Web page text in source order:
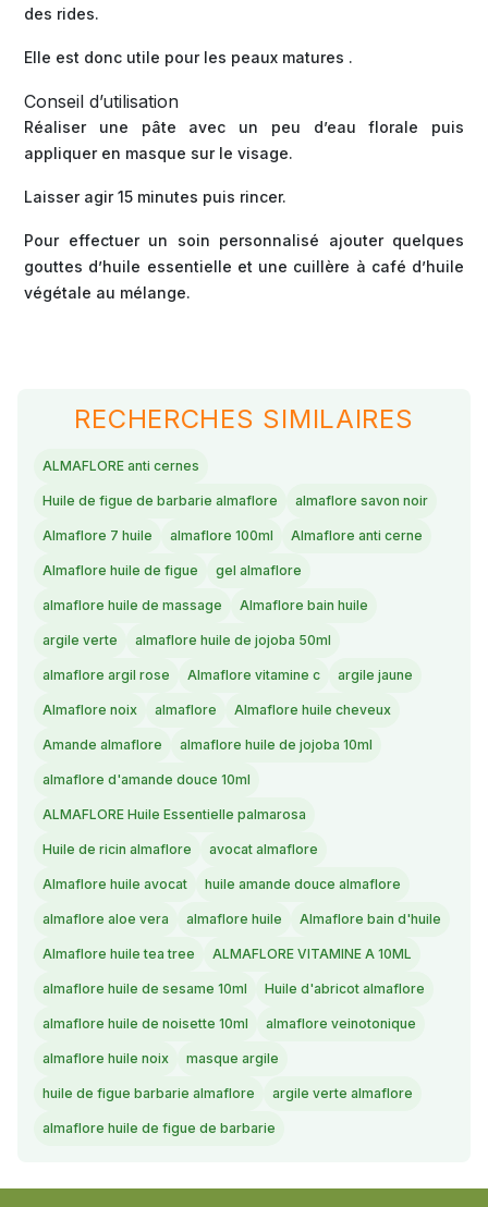
des rides.
Elle est donc utile pour les peaux matures .
Conseil d’utilisation
Réaliser une pâte avec un peu d’eau florale puis
appliquer en masque sur le visage.
Laisser agir 15 minutes puis rincer.
Pour effectuer un soin personnalisé ajouter quelques
gouttes d’huile essentielle et une cuillère à café d’huile
végétale au mélange.
RECHERCHES SIMILAIRES
ALMAFLORE anti cernes
Huile de figue de barbarie almaflore almaflore savon noir
Almaflore 7 huile almaflore 100ml Almaflore anti cerne
Almaflore huile de figue gel almaflore
almaflore huile de massage Almaflore bain huile
argile verte almaflore huile de jojoba 50ml
almaflore argil rose Almaflore vitamine c argile jaune
Almaflore noix almaflore Almaflore huile cheveux
Amande almaflore almaflore huile de jojoba 10ml
almaflore d'amande douce 10ml
ALMAFLORE Huile Essentielle palmarosa
Huile de ricin almaflore avocat almaflore
Almaflore huile avocat huile amande douce almaflore
almaflore aloe vera almaflore huile Almaflore bain d'huile
Almaflore huile tea tree ALMAFLORE VITAMINE A 10ML
almaflore huile de sesame 10ml Huile d'abricot almaflore
almaflore huile de noisette 10ml almaflore veinotonique
almaflore huile noix masque argile
huile de figue barbarie almaflore argile verte almaflore
almaflore huile de figue de barbarie